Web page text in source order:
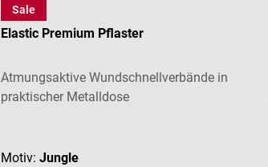
Sale
Graid
Elastic Premium Pflaster
Atmungsaktive Wundschnellverbände in
praktischer Metalldose
Motiv: Jungle